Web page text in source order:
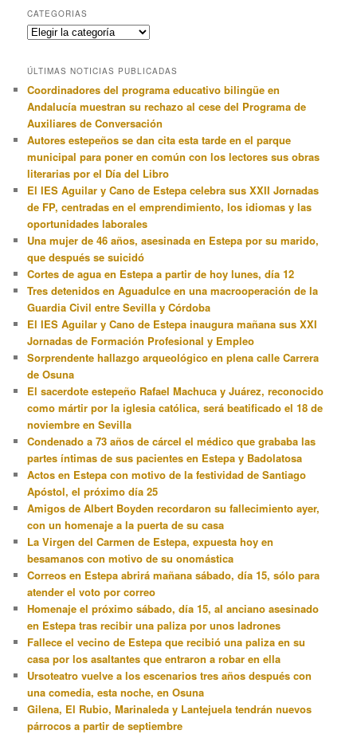
CATEGORIAS
Categorias
ÚLTIMAS NOTICIAS PUBLICADAS
Coordinadores del programa educativo bilingüe en
Andalucía muestran su rechazo al cese del Programa de
Auxiliares de Conversación
Autores estepeños se dan cita esta tarde en el parque
municipal para poner en común con los lectores sus obras
literarias por el Día del Libro
El IES Aguilar y Cano de Estepa celebra sus XXII Jornadas
de FP, centradas en el emprendimiento, los idiomas y las
oportunidades laborales
Una mujer de 46 años, asesinada en Estepa por su marido,
que después se suicidó
Cortes de agua en Estepa a partir de hoy lunes, día 12
Tres detenidos en Aguadulce en una macrooperación de la
Guardia Civil entre Sevilla y Córdoba
El IES Aguilar y Cano de Estepa inaugura mañana sus XXI
Jornadas de Formación Profesional y Empleo
Sorprendente hallazgo arqueológico en plena calle Carrera
de Osuna
El sacerdote estepeño Rafael Machuca y Juárez, reconocido
como mártir por la iglesia católica, será beatificado el 18 de
noviembre en Sevilla
Condenado a 73 años de cárcel el médico que grababa las
partes íntimas de sus pacientes en Estepa y Badolatosa
Actos en Estepa con motivo de la festividad de Santiago
Apóstol, el próximo día 25
Amigos de Albert Boyden recordaron su fallecimiento ayer,
con un homenaje a la puerta de su casa
La Virgen del Carmen de Estepa, expuesta hoy en
besamanos con motivo de su onomástica
Correos en Estepa abrirá mañana sábado, día 15, sólo para
atender el voto por correo
Homenaje el próximo sábado, día 15, al anciano asesinado
en Estepa tras recibir una paliza por unos ladrones
Fallece el vecino de Estepa que recibió una paliza en su
casa por los asaltantes que entraron a robar en ella
Ursoteatro vuelve a los escenarios tres años después con
una comedia, esta noche, en Osuna
Gilena, El Rubio, Marinaleda y Lantejuela tendrán nuevos
párrocos a partir de septiembre